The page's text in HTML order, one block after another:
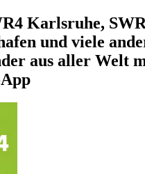
Karlsruhe,
und viele
aus aller Welt